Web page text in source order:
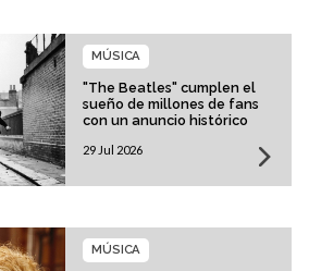
"The Beatles" cumplen el
sueño de millones de fans
con un anuncio histórico
MÚSICA
29 Jul 2026
MÚSICA